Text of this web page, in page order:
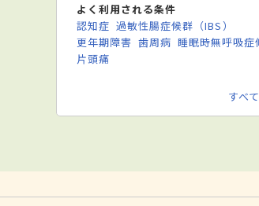
よく利用される条件
認知症 過敏性腸症候群（IBS）
更年期障害 歯周病 睡眠時無呼吸症
片頭痛
すべ